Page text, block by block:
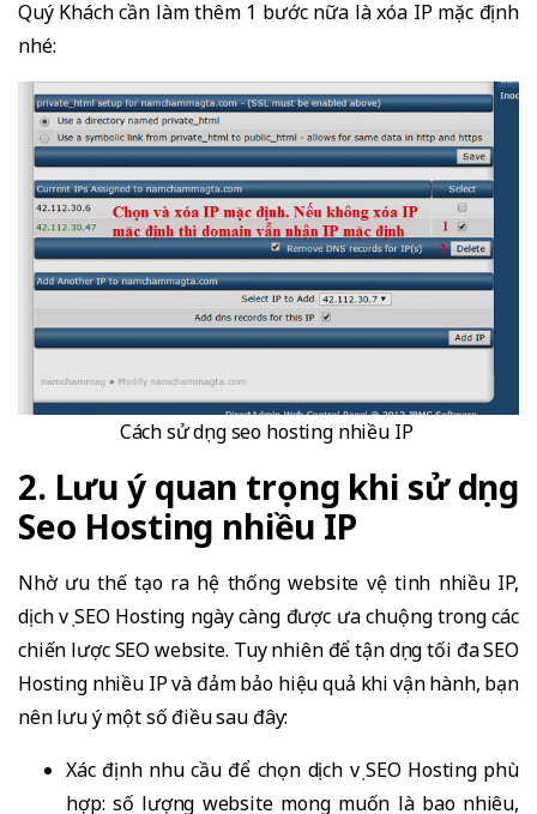
Quý Khách cần làm thêm 1 bước nữa là xóa IP mặc định
nhé:
Cách sử dụng seo hosting nhiều IP
2. Lưu ý quan trọng khi sử dụng
Seo Hosting nhiều IP
Nhờ ưu thế tạo ra hệ thống website vệ tinh nhiều IP,
dịch vụ SEO Hosting ngày càng được ưa chuộng trong các
chiến lược SEO website. Tuy nhiên để tận dụng tối đa SEO
Hosting nhiều IP và đảm bảo hiệu quả khi vận hành, bạn
nên lưu ý một số điều sau đây:
Xác định nhu cầu để chọn dịch vụ SEO Hosting phù
hợp: số lượng website mong muốn là bao nhiêu,